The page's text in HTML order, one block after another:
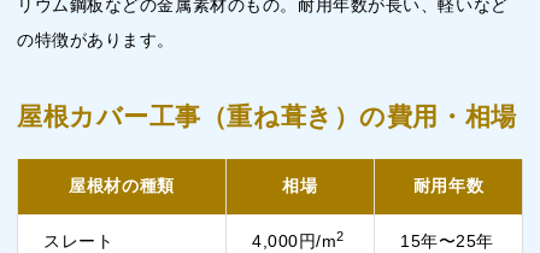
リウム鋼板などの金属素材のもの。耐用年数が長い、軽いなど
の特徴があります。
屋根カバー工事（重ね葺き）の費用・相場
屋根材の種類 相場 耐用年数
スレート 4,000円/m2 15年〜25年